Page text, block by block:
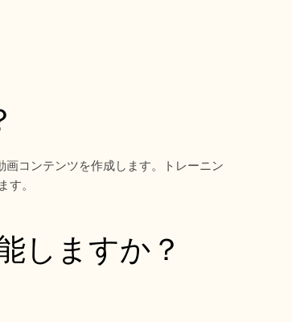
コンテンツを作成します。トレーニン
。
しますか？